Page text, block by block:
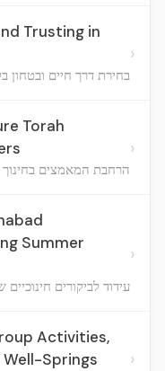
Trusting in
בחירת דרך חיים ובטחון
›
Torah
הרחבת המאמצים
›
Summer
עידוד לביקורים
›
Activities,
Springs
›